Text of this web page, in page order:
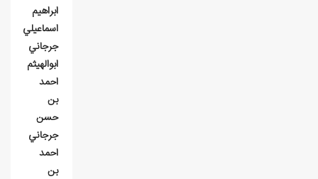
ابراهيم
اسماعيلي
جرجاني
ابوالهيثم
احمد
بن
حسن
جرجاني
احمد
بن